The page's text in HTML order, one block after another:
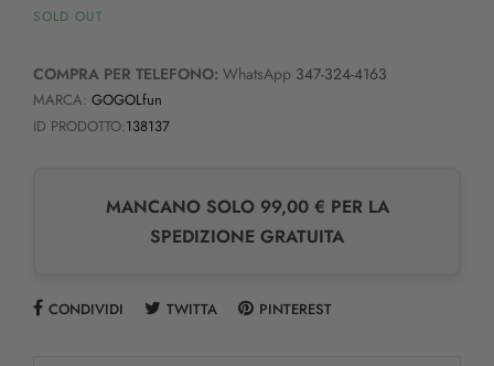
SOLD OUT
COMPRA PER TELEFONO: WhatsApp 347-324-4163
MARCA: GOGOLfun
ID PRODOTTO:138137
MANCANO SOLO 99,00 € PER LA
SPEDIZIONE GRATUITA
CONDIVIDI TWITTA PINTEREST